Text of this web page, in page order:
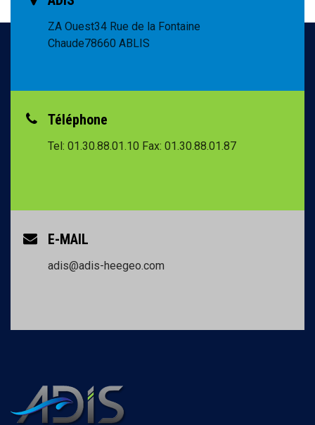
ZA Ouest34 Rue de la Fontaine
Chaude78660 ABLIS
Téléphone
Tel: 01.30.88.01.10 Fax: 01.30.88.01.87
E-MAIL
adis@adis-heegeo.com